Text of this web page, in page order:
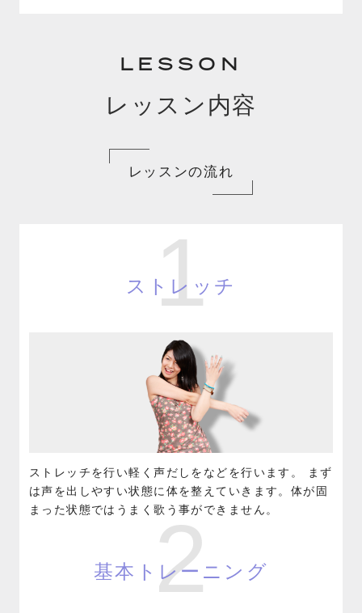
LESSON
レッスン内容
レッスンの流れ
1
ストレッチ
ストレッチを行い軽く声だしをなどを行います。 まず
は声を出しやすい状態に体を整えていきます。体が固
まった状態ではうまく歌う事ができません。
2
基本トレーニング